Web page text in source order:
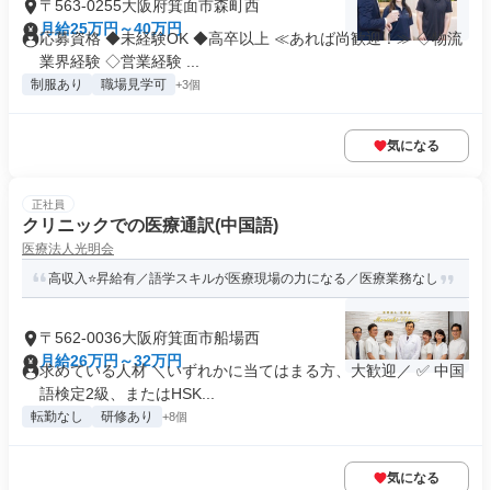
〒563-0255大阪府箕面市森町西
月給25万円～40万円
応募資格 ◆未経験OK ◆高卒以上 ≪あれば尚歓迎！≫ ◇物流
業界経験 ◇営業経験 ...
制服あり 職場見学可 +3個
気になる
正社員
クリニックでの医療通訳(中国語)
医療法人光明会
⾼収⼊⭐昇給有／語学スキルが医療現場の力になる／医療業務なし
〒562-0036大阪府箕面市船場西
月給26万円～32万円
求めている人材 ＼いずれかに当てはまる方、大歓迎／ ✅ 中国
語検定2級、またはHSK...
転勤なし 研修あり +8個
気になる